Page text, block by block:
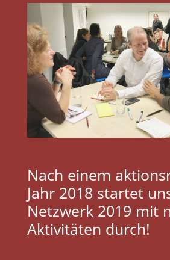
Nach einem
Jahr 2018 startet
Netzwerk 2019 mit
Aktivitäten durch!